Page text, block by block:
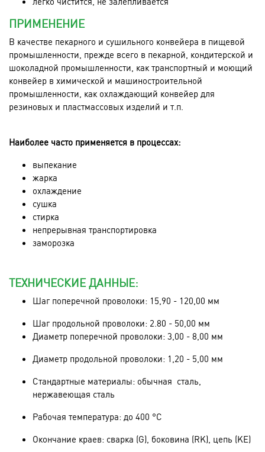
ПРИМЕНЕНИЕ
В качестве пекарного и сушильного конвейера в пищевой
промышленности, прежде всего в пекарной, кондитерской и
шоколадной промышленности, как транспортный и моющий
конвейер в химической и машиностроительной
промышленности, как охлаждающий конвейер для
резиновых и пластмассовых изделий и т.п.
Наиболее часто применяется в процессах:
выпекание
жарка
охлаждение
сушка
стирка
непрерывная транспортировка
заморозка
ТЕХНИЧЕСКИЕ ДАННЫЕ:
Шаг поперечной проволоки: 15,90 - 120,00 мм
Шаг продольной проволоки: 2.80 - 50,00 мм
Диаметр поперечной проволоки: 3,00 - 8,00 мм
Диаметр продольной проволоки: 1,20 - 5,00 мм
Стандартные материалы: обычная сталь,
нержавеющая сталь
Рабочая температура: до 400 °C
Окончание краев: сварка (G), боковина (RK), цепь (KE)